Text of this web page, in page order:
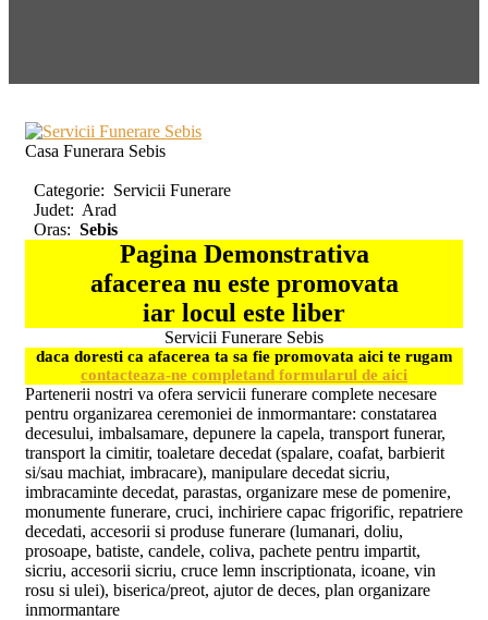
Casa Funerara Sebis
Categorie: Servicii Funerare
Judet: Arad
Oras: Sebis
Pagina Demonstrativa
afacerea nu este promovata
iar locul este liber
Servicii Funerare Sebis
daca doresti ca afacerea ta sa fie promovata aici te rugam
contacteaza-ne completand formularul de aici
Partenerii nostri va ofera servicii funerare complete necesare
pentru organizarea ceremoniei de inmormantare: constatarea
decesului, imbalsamare, depunere la capela, transport funerar,
transport la cimitir, toaletare decedat (spalare, coafat, barbierit
si/sau machiat, imbracare), manipulare decedat sicriu,
imbracaminte decedat, parastas, organizare mese de pomenire,
monumente funerare, cruci, inchiriere capac frigorific, repatriere
decedati, accesorii si produse funerare (lumanari, doliu,
prosoape, batiste, candele, coliva, pachete pentru impartit,
sicriu, accesorii sicriu, cruce lemn inscriptionata, icoane, vin
rosu si ulei), biserica/preot, ajutor de deces, plan organizare
inmormantare